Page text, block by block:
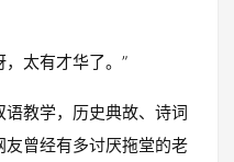
，太有才华了。”
教学，历史典故、诗词
曾经有多讨厌拖堂的老